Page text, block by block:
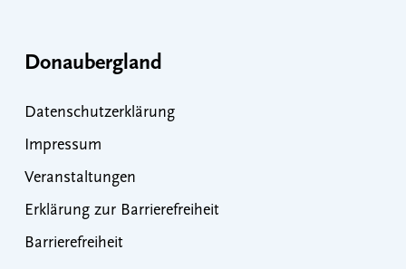
Donaubergland
Datenschutzerklärung
Impressum
Veranstaltungen
Erklärung zur Barrierefreiheit
Barrierefreiheit